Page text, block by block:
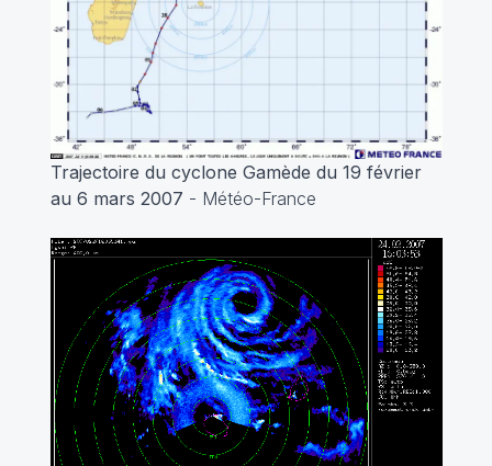
Trajectoire du cyclone Gamède du 19 février
au 6 mars 2007 - Météo-France